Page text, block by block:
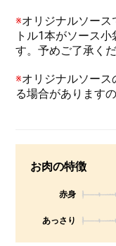
※オリジナルソー
トル1本がソース
す。予めご了承くだ
※オリジナルソー
る場合があります
お肉の特徴
赤身
あっさり